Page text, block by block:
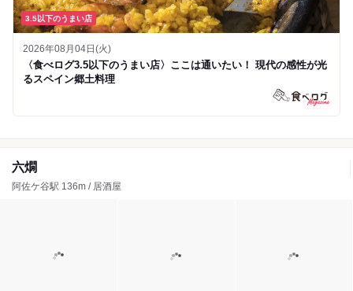
3.5以下のうまい店
2026年08月04日(火)
〈食べログ3.5以下のうまい店〉ここは通いたい！ 現代の感性が光
るスペイン郷土料理
六燗
阿佐ケ谷駅 136m / 居酒屋